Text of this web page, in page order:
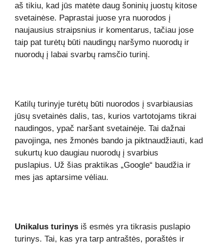
aš tikiu, kad jūs matėte daug šoninių juostų kitose
svetainėse. Paprastai juose yra nuorodos į
naujausius straipsnius ir komentarus, tačiau jose
taip pat turėtų būti naudingų naršymo nuorodų ir
nuorodų į labai svarbų ramsčio turinį.
Katilų turinyje turėtų būti nuorodos į svarbiausias
jūsų svetainės dalis, tas, kurios vartotojams tikrai
naudingos, ypač naršant svetainėje. Tai dažnai
pavojinga, nes žmonės bando ja piktnaudžiauti, kad
sukurtų kuo daugiau nuorodų į svarbius
puslapius. Už šias praktikas „Google“ baudžia ir
mes jas aptarsime vėliau.
Unikalus turinys iš esmės yra tikrasis puslapio
turinys. Tai, kas yra tarp antraštės, poraštės ir